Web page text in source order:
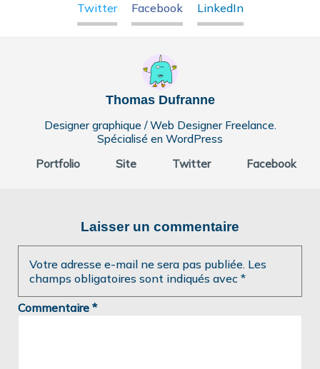
Twitter Facebook LinkedIn
Thomas Dufranne
Designer graphique / Web Designer Freelance.
Spécialisé en WordPress
Portfolio
Site Twitter Facebook
Laisser un commentaire
Votre adresse e-mail ne sera pas publiée. Les
champs obligatoires sont indiqués avec *
Commentaire *